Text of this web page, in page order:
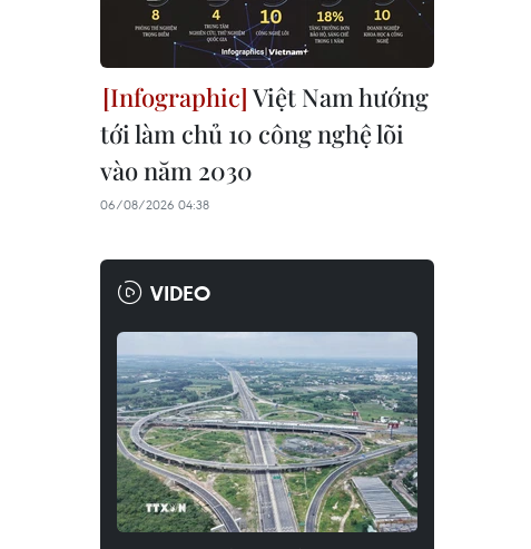
Việt Nam hướng
tới làm chủ 10 công nghệ lõi
vào năm 2030
06/08/2026 04:38
VIDEO